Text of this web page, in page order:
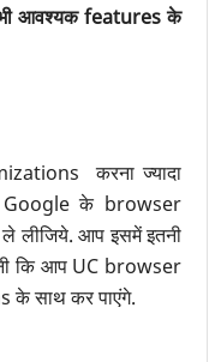
आवश्यक features के
करना ज्यादा
के browser
लीजिये. आप इसमें इतनी
कि आप UC browser
के साथ कर पाएंगे.